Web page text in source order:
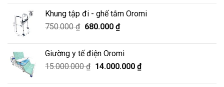
14.000.000 ₫.là:
Khung tập đi - ghế tắm Oromi
750.000₫ Giá
750.000 ₫.
680.000 ₫Giá
là:
680.000 ₫.
Giường y tế điện Oromi
15.000.000₫ Giá
14.000.000 ₫Giá